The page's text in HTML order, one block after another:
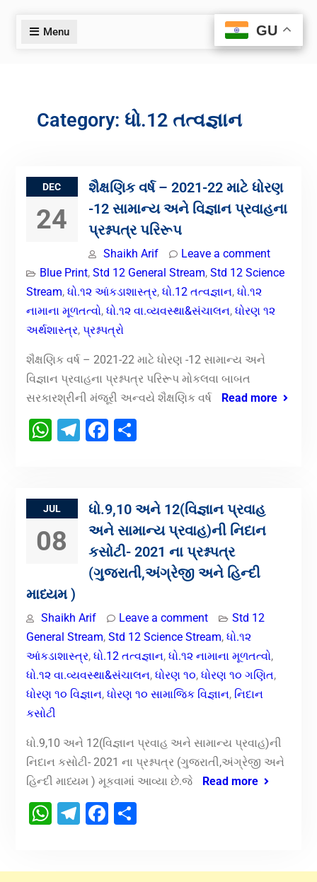
Menu
Category: ધો.12 તત્વજ્ઞાન
DEC
24
શૈક્ષણિક વર્ષ – 2021-22 માટે ધોરણ
-12 સામાન્ય અને વિજ્ઞાન પ્રવાહના
પ્રશ્નપત્ર પરિરૂપ
Shaikh Arif
Leave a comment
Blue Print, Std 12 General Stream, Std 12 Science
Stream, ધો.૧૨ આંકડાશાસ્ત્ર, ધો.12 તત્વજ્ઞાન, ધો.૧૨
નામાના મૂળતત્વો, ધો.૧૨ વા.વ્યવસ્થા&સંચાલન, ધોરણ ૧૨
અર્થશાસ્ત્ર, પ્રશ્નપત્રો
શૈક્ષણિક વર્ષ – 2021-22 માટે ધોરણ -12 સામાન્ય અને
વિજ્ઞાન પ્રવાહના પ્રશ્નપત્ર પરિરૂપ મોકલવા બાબત
સરકારશ્રીની મંજૂરી અન્વયે શૈક્ષણિક વર્ષ
Read more
WhatsApp
Telegram
Facebook
Share
JUL
08
ધો.9,10 અને 12(વિજ્ઞાન પ્રવાહ
અને સામાન્ય પ્રવાહ)ની નિદાન
કસોટી- 2021 ના પ્રશ્નપત્ર
(ગુજરાતી,અંગ્રેજી અને હિન્દી
માધ્યમ )
Shaikh Arif Leave a comment
Std 12
General Stream, Std 12 Science Stream, ધો.૧૨
આંકડાશાસ્ત્ર, ધો.12 તત્વજ્ઞાન, ધો.૧૨ નામાના મૂળતત્વો,
ધો.૧૨ વા.વ્યવસ્થા&સંચાલન, ધોરણ ૧૦, ધોરણ ૧૦ ગણિત,
ધોરણ ૧૦ વિજ્ઞાન, ધોરણ ૧૦ સામાજિક વિજ્ઞાન, નિદાન
કસોટી
ધો.9,10 અને 12(વિજ્ઞાન પ્રવાહ અને સામાન્ય પ્રવાહ)ની
નિદાન કસોટી- 2021 ના પ્રશ્નપત્ર (ગુજરાતી,અંગ્રેજી અને
હિન્દી માધ્યમ ) મૂકવામાં આવ્યા છે.જે
Read more
WhatsApp
Telegram
Facebook
Share
GU
GU